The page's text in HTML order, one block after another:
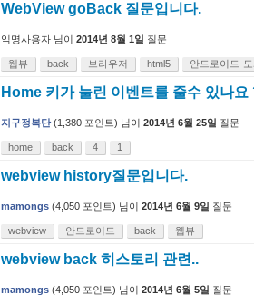
WebView goBack 질문입니다.
익명사용자 님이 2014년 8월 1일 질문
웹뷰 back 브라우저 html5 안드로이드-
Home 키가 눌린 이벤트를 줄수 있나요
지구정복단 (1,380 포인트) 님이 2014년 6월 25일 질문
home back 4 1
webview history질문입니다.
mamongs (4,050 포인트) 님이 2014년 6월 9일 질문
webview 안드로이드 back 웹뷰
webview back 히스토리 관련..
mamongs (4,050 포인트) 님이 2014년 6월 5일 질문